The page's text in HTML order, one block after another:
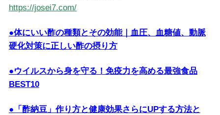
https://josei7.com/
●体にいい酢の種類とその効能｜血圧、血糖値、動脈
硬化対策に正しい酢の摂り方
●ウイルスから身を守る！免疫力を高める最強食品
BEST10
●「酢納豆」作り方と健康効果さらにUPする方法と